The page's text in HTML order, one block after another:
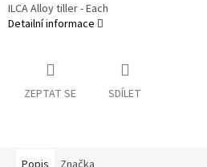
ILCA Alloy tiller - Each
Detailní informace
ZEPTAT SE SDÍLET